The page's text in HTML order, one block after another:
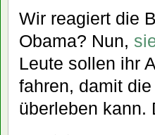
Wir reagiert die
Obama? Nun,
Leute sollen ihr
fahren, damit
überleben kann.